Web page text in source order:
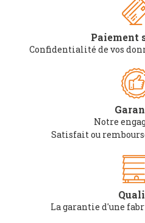
Paiement
Confidentialité de vos
Notre
Satisfait ou
La garantie d'une